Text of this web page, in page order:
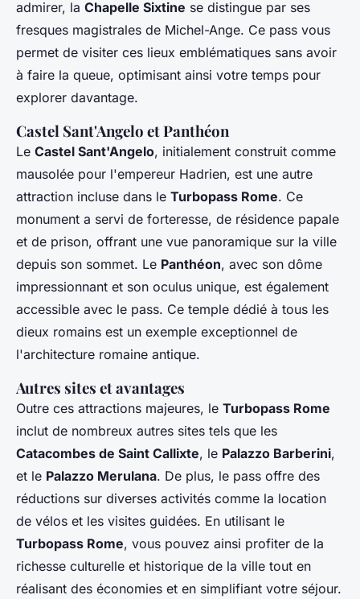
admirer, la Chapelle Sixtine se distingue par ses
fresques magistrales de Michel-Ange. Ce pass vous
permet de visiter ces lieux emblématiques sans avoir
à faire la queue, optimisant ainsi votre temps pour
explorer davantage.
Castel Sant'Angelo et Panthéon
Le Castel Sant'Angelo, initialement construit comme
mausolée pour l'empereur Hadrien, est une autre
attraction incluse dans le Turbopass Rome. Ce
monument a servi de forteresse, de résidence papale
et de prison, offrant une vue panoramique sur la ville
depuis son sommet. Le Panthéon, avec son dôme
impressionnant et son oculus unique, est également
accessible avec le pass. Ce temple dédié à tous les
dieux romains est un exemple exceptionnel de
l'architecture romaine antique.
Autres sites et avantages
Outre ces attractions majeures, le Turbopass Rome
inclut de nombreux autres sites tels que les
Catacombes de Saint Callixte, le Palazzo Barberini,
et le Palazzo Merulana. De plus, le pass offre des
réductions sur diverses activités comme la location
de vélos et les visites guidées. En utilisant le
Turbopass Rome, vous pouvez ainsi profiter de la
richesse culturelle et historique de la ville tout en
réalisant des économies et en simplifiant votre séjour.